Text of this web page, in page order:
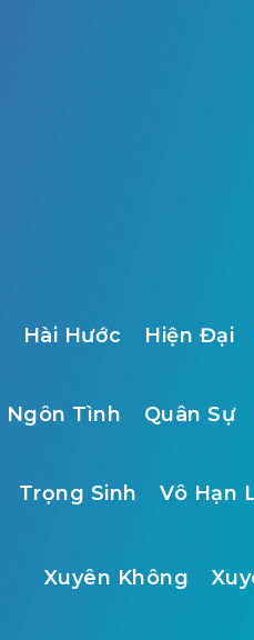
Hài Hước Hiện Đại
Ngôn Tình Quân Sự
Trọng Sinh Vô Hạn
Xuyên Không